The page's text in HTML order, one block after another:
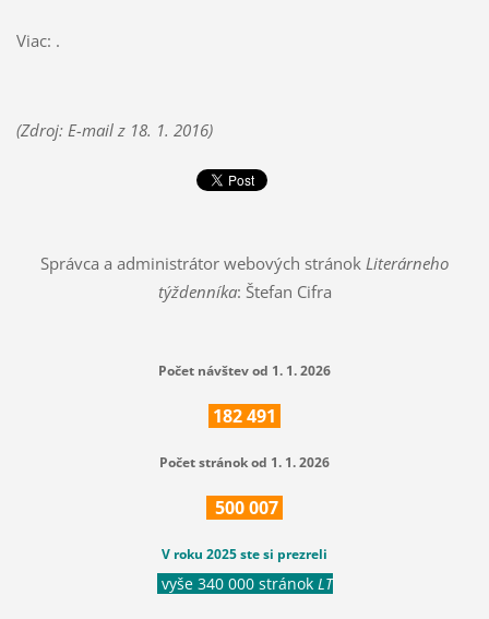
Viac: .
(Zdroj: E-mail z 18. 1. 2016)
Správca a administrátor webových stránok Literárneho
týždenníka: Štefan Cifra
Počet návštev od 1. 1. 2026
182491
Počet stránok od 1. 1. 2026
500007
V roku 2025 ste si prezreli
vyše 340 000 stránok LT